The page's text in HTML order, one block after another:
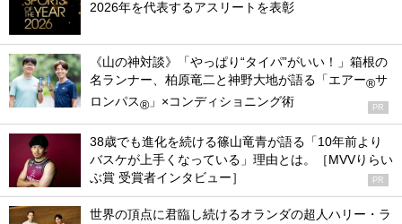
2026年を代表するアスリートを表彰
《山の神対談》「やっぱり“タイパ”がいい！」箱根の
名ランナー、柏原竜二と神野大地が語る「エアー®サ
ロンパス® 」×コンディショニング術 PR
38歳でも進化を続ける篠山竜青が語る「10年前より
バスケが上手くなっている」理由とは。［MVVりらい
ぶ賞 受賞者インタビュー］
PR
世界の頂点に君臨し続けるオランダの超人ハリー・ラ